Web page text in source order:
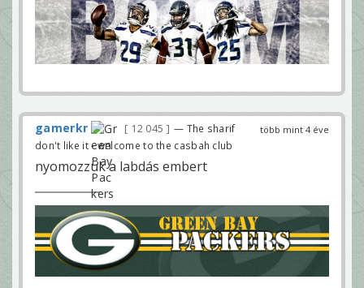
több mint 4 éve
gamerkr 12 045
— The sharif
don't like it - welcome to the casbah club
nyomozzuk a labdás embert